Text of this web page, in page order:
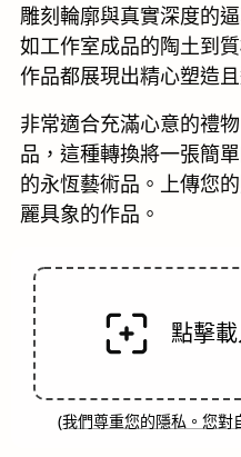
雕刻輪廓與真實深度的
如工作室成品的陶土到
作品都展現出精心塑造
非常適合充滿心意的禮
品，這種轉換將一張簡
的永恆藝術品。上傳您
麗具象的作品。
點擊
(我們尊重您的隱私。您對